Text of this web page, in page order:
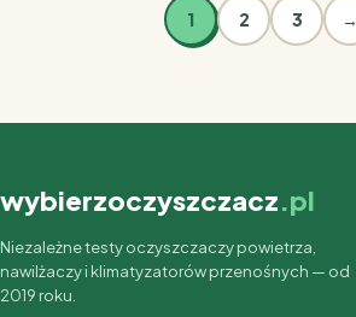
1 2 3 →
wybierzoczyszczacz.pl
Niezależne testy oczyszczaczy powietrza,
nawilżaczy i klimatyzatorów przenośnych — od
2019 roku.